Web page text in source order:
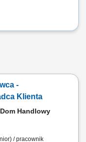
-
Klienta
Handlowy
/ pracownik